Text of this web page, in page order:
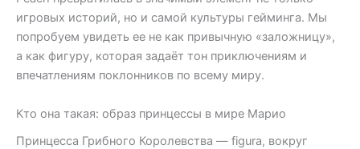
игровых историй, но и самой культуры гейминга. Мы
попробуем увидеть ее не как привычную «заложницу»,
а как фигуру, которая задаёт тон приключениям и
впечатлениям поклонников по всему миру.
Кто она такая: образ принцессы в мире Марио
Принцесса Грибного Королевства — figura, вокруг